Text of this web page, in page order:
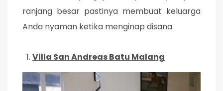
ranjang besar pastinya membuat keluarga
Anda nyaman ketika menginap disana.
Villa San Andreas Batu Malang